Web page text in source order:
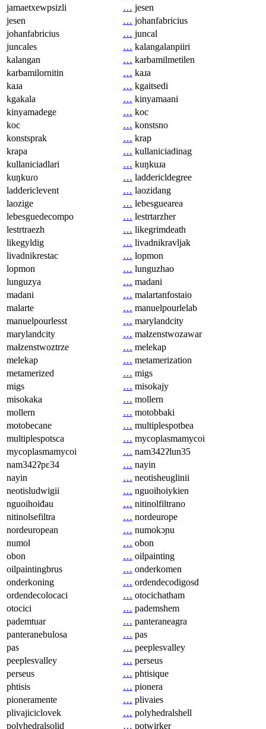
jamaetxewpsizli
… jesen
jesen
… johanfabricius
johanfabricius
… juncal
juncales
… kalangalanpiiri
kalangan
… karbamilmetilen
karbamilornitin
… kaɹa
kaɹa
… kgaitsedi
kgakala
… kinyamaani
kinyamadege
… koc
koc
… konstsno
konstsprak
… krap
krapa
… kullaniciadinag
kullaniciadlari
… kuŋkuɹa
kuŋkuɾo
… laddericldegree
laddericlevent
… laozidang
laozige
… lebesguearea
lebesguedecompo
… lestrtarzher
lestrtraezh
… likegrimdeath
likegyldig
… livadnikravljak
livadnikrestac
… lopmon
lopmon
… lunguzhao
lunguzya
… madani
madani
… malartanfostaio
malarte
… manuelpourlelab
manuelpourlesst
… marylandcity
marylandcity
… małzenstwozawar
małzenstwoztrze
… melekap
melekap
… metamerization
metamerized
… migs
migs
… misokajy
misokaka
… mollern
mollern
… motobbaki
motobecane
… multiplespotbea
multiplespotsca
… mycoplasmamycoi
mycoplasmamycoi
… nam342ʔlun35
nam342ʔpɛ34
… nayin
nayin
… neotisheuglinii
neotisludwigii
… nguoihoiykien
nguoihoiđau
… nitinolfiltrano
nitinolsefiltra
… nordeurope
nordeuropean
… numokɔɲu
numol
… obon
obon
… oilpainting
oilpaintingbrus
… onderkomen
onderkoning
… ordendecodigosd
ordendecolocaci
… otocichatham
otocici
… pademshem
pademtuar
… panteraneagra
panteranebulosa
… pas
pas
… peeplesvalley
peeplesvalley
… perseus
perseus
… phtisique
phtisis
… pionera
pioneramente
… plivaies
plivajiciclovek
… polyhedralshell
polyhedralsolid
… potwirker